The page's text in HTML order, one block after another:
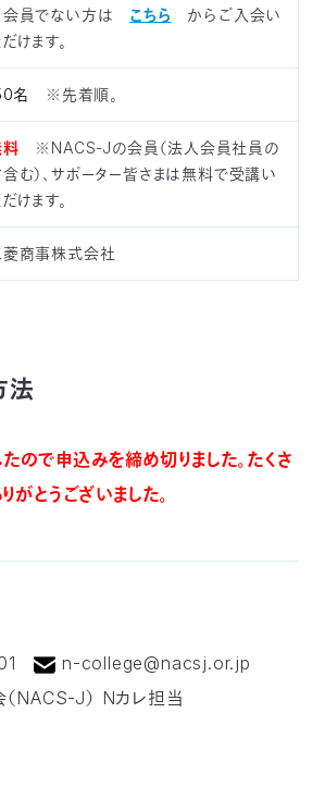
員でない方は こちら からご入会い
けます。
名 ※先着順。
※NACS-Jの会員（法人会員社員の
む）、サポーター皆さまは無料で受講い
けます。
菱商事株式会社
法
ので申込みを締め切りました。たくさ
とうございました。
n-college@nacsj.or.jp
NACS-J） Nカレ担当